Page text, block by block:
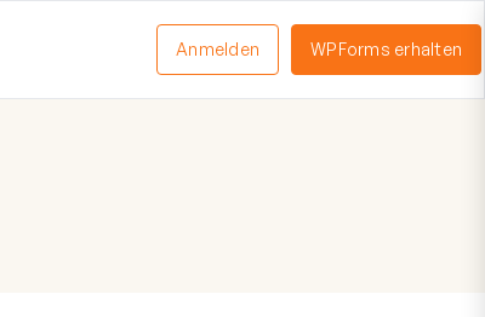
Anmelden WPForms erhalten